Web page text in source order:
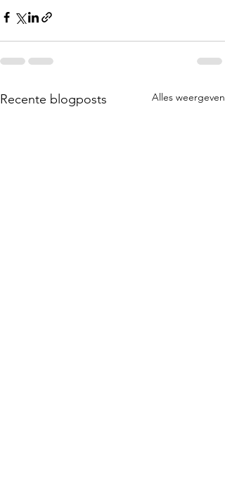
Recente blogposts Alles weergeven